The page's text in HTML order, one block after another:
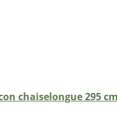
chaiselongue 295